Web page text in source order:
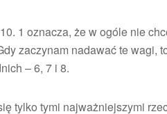
1 oznacza, że w ogóle nie
zaczynam nadawać te wagi,
– 6, 7 i 8.
tylko tymi najważniejszymi